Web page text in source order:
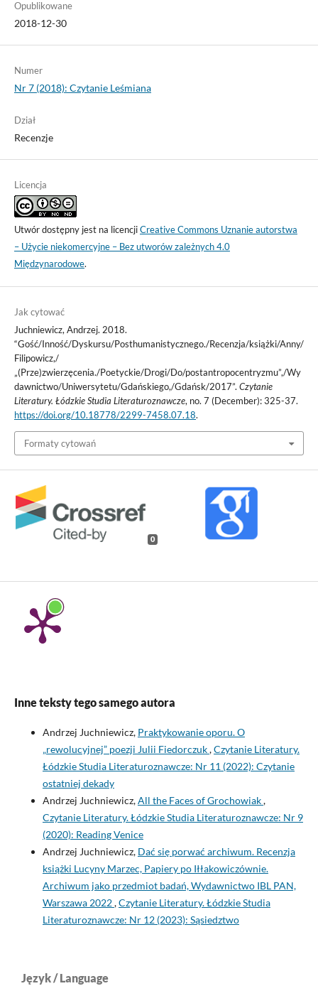
Opublikowane
2018-12-30
Numer
Nr 7 (2018): Czytanie Leśmiana
Dział
Recenzje
Licencja
Utwór dostępny jest na licencjiCreative Commons Uznanie autorstwa
– Użycie niekomercyjne – Bez utworów zależnych 4.0
Międzynarodowe.
Jak cytować
Juchniewicz, Andrzej. 2018.
“Gość/Inność/Dyskursu/Posthumanistycznego./Recenzja/książki/Anny/
Filipowicz,/
„(Prze)zwierzęcenia./Poetyckie/Drogi/Do/postantropocentryzmu”,/Wy
dawnictwo/Uniwersytetu/Gdańskiego,/Gdańsk/2017”. Czytanie
Literatury. Łódzkie Studia Literaturoznawcze, no. 7 (December): 325-37.
https://doi.org/10.18778/2299-7458.07.18.
Formaty cytowań
0
Inne teksty tego samego autora
Andrzej Juchniewicz, Praktykowanie oporu. O
„rewolucyjnej” poezji Julii Fiedorczuk,Czytanie Literatury.
Łódzkie Studia Literaturoznawcze: Nr 11 (2022): Czytanie
ostatniej dekady
Andrzej Juchniewicz,All the Faces of Grochowiak,
Czytanie Literatury. Łódzkie Studia Literaturoznawcze: Nr 9
(2020): Reading Venice
Andrzej Juchniewicz, Dać się porwać archiwum. Recenzja
książki Lucyny Marzec, Papiery po Iłłakowiczównie.
Archiwum jako przedmiot badań, Wydawnictwo IBL PAN,
Warszawa 2022,Czytanie Literatury. Łódzkie Studia
Literaturoznawcze: Nr 12 (2023): Sąsiedztwo
Język / Language